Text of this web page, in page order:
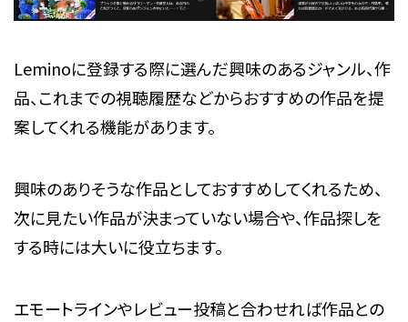
Leminoに登録する際に選んだ興味のあるジャンル、作
品、これまでの視聴履歴などからおすすめの作品を提
案してくれる機能があります。
興味のありそうな作品としておすすめしてくれるため、
次に見たい作品が決まっていない場合や、作品探しを
する時には大いに役立ちます。
エモートラインやレビュー投稿と合わせれば作品との